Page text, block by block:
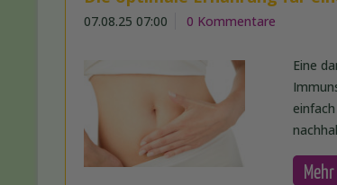
07.08.25 07:00 0 Kommentare
Eine